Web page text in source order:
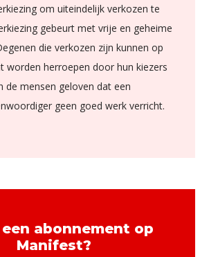
om uiteindelijk verkozen te
gebeurt met vrije en geheime
die verkozen zijn kunnen op
worden herroepen door hun kiezers
de mensen geloven dat een
geen goed werk verricht.
abonnement op
Manifest?